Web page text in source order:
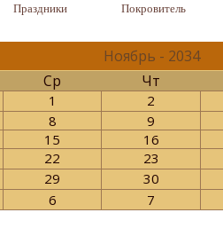
Праздники Покровитель
Ноябрь - 2034
Ср Чт
1 2
8 9
15 16
22 23
29 30
6 7